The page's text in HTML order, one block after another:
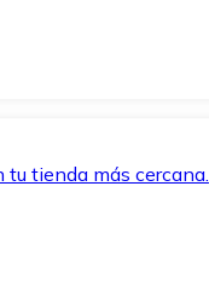
tienda más cercana.